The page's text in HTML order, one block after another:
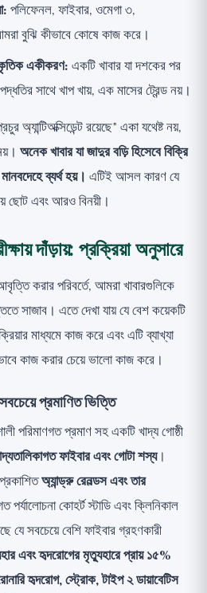
পলিফেনল, ফাইবার, ওমেগা ৩,
বুঝি কীভাবে কোষে কাজ করে।
একীকরণ: একটি খাবার যা দশকের পর
সাথে খাপ খায়, এক মাসের ট্রেন্ড নয়।
অ্যান্টিঅক্সিডেন্ট রয়েছে" একা যথেষ্ট নয়,
অনেক খাবার যা জাদুর বড়ি হিসেবে বিক্রি
ব্যর্থ হয়। এটিই আসল কারণ যে
ছোট এবং আরও বিনয়ী।
দাঁড়ায়: প্রক্রিয়া অনুসারে
করার পরিবর্তে, আমরা খাবারগুলিকে
সাজাব। এতে দেখা যায় যে বেশ কয়েকটি
মাধ্যমে কাজ করে এবং এটি ব্যাখ্যা
কাজ করার চেয়ে ভালো কাজ করে।
প্রমাণিত ভিত্তি
পরিমাণগত প্রমাণ সহ একটি খাদ্য গোষ্ঠী
ফাইবার এবং গোটা শস্য।
অ্যান্ড্রু রেনল্ডস এবং তার
পর্যালোচনা কোহর্ট স্টাডি এবং ক্লিনিকাল
যে সবচেয়ে বেশি ফাইবার গ্রহণকারী
এবং হৃদরোগের মৃত্যুহারে প্রায় ১৫%
হৃদরোগ, স্ট্রোক, টাইপ ২ ডায়াবেটিস